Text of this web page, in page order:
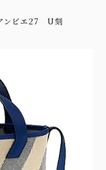
ンビエ27 U刻